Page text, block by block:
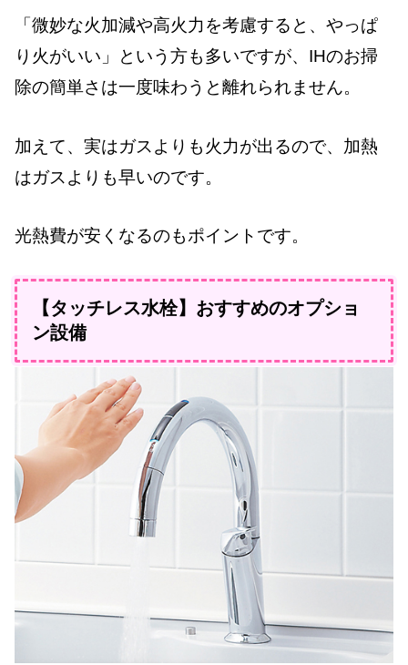
「微妙な火加減や高火力を考慮すると、やっぱ
り火がいい」という方も多いですが、IHのお掃
除の簡単さは一度味わうと離れられません。
加えて、実はガスよりも火力が出るので、加熱
はガスよりも早いのです。
光熱費が安くなるのもポイントです。
【タッチレス水栓】おすすめのオプショ
ン設備